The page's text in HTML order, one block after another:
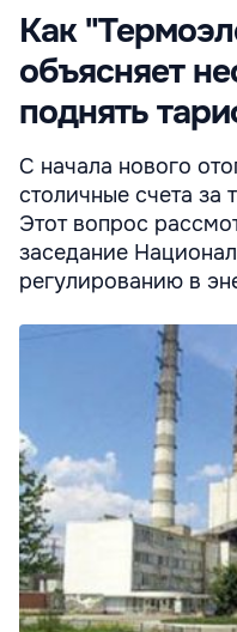
Как
объясняет
поднять
С начала нового
столичные счета за
Этот вопрос
заседание
регулированию в